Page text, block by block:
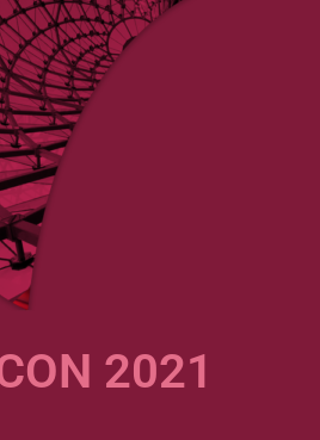
2021